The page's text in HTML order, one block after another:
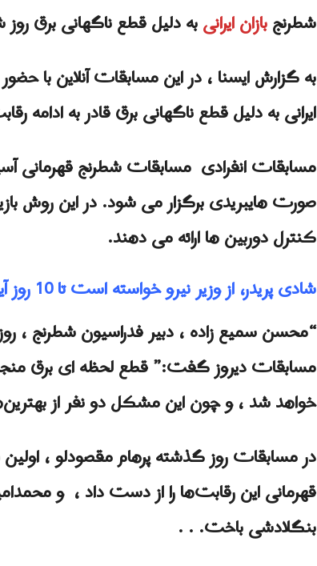
شطرنجبازان ایرانیبه دلیل قطع ناگهانی برق
ایرانی به دلیل قطع ناگهانی برق قادر به ادامه
صورت هایبریدی برگزار می شود. در این روش
کنترل دوربین ها ارائه می دهند.
شادی پریدر، از وزیر نیرو خواسته است تا 10 روز آینده برق فدراسیون شطرنج را قطع نکند.
“محسن سمیع زاده ، دبیر فدراسیون شطرنج ،
مسابقات دیروز گفت:” قطع لحظه ای برق
خواهد شد ، و چون این مشکل دو نفر از
در مسابقات روز گذشته پرهام مقصودلو ،
قهرمانی این رقابت‌ها را از دست داد ، و
بنگلادشی باخت. . .